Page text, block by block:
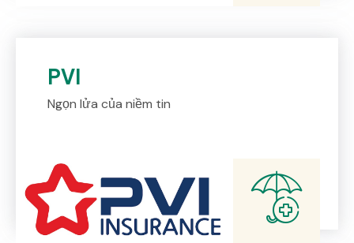
PVI
Ngọn lửa của niềm tin